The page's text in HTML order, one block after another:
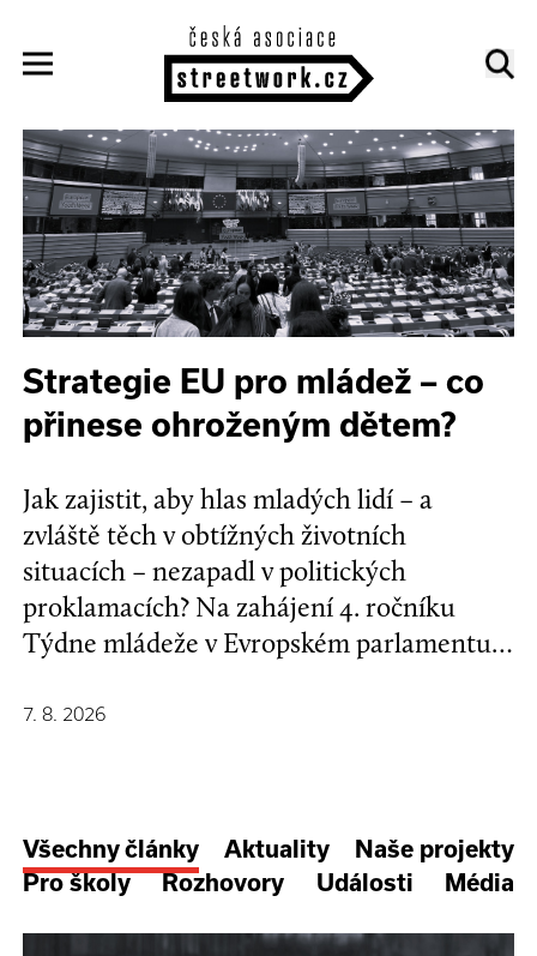
Strategie EU pro mládež – co
přinese ohroženým dětem?
Jak zajistit, aby hlas mladých lidí – a
zvláště těch v obtížných životních
situacích – nezapadl v politických
proklamacích? Na zahájení 4. ročníku
Týdne mládeže v Evropském parlamentu v
stakeholdeři zapojili do formulování nové
7. 8. 2026
Všechny články Aktuality
Naše projekty
Pro školy
Rozhovory Události Média